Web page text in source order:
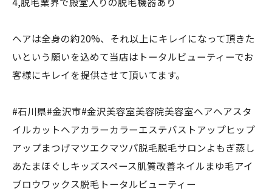
ヘアは全身の約20%、それ以上にキレイになって頂きた
いという願いを込めて当店はトータルビューティーでお
客様にキレイを提供させて頂いてます。
#石川県#金沢市#金沢美容室美容院美容室ヘアヘアスタ
イルカットヘアカラーカラーエステバストアップヒップ
アップまつげマツエクマツパ脱毛脱毛サロンよもぎ蒸し
あたまほぐしキッズスペース肌質改善ネイルまゆ毛アイ
ブロウワックス脱毛トータルビューティー